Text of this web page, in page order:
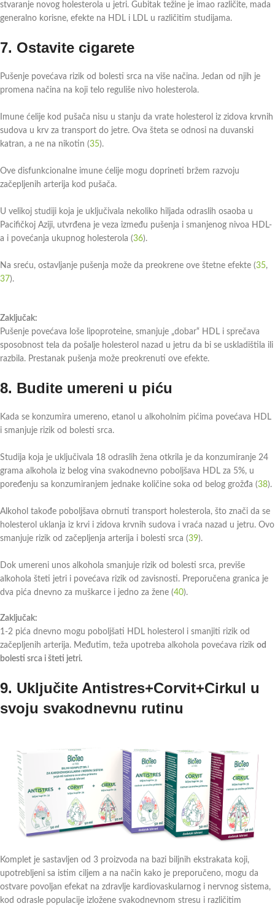
stvaranje novog holesterola u jetri. Gubitak težine je imao različite, mada
generalno korisne, efekte na HDL i LDL u različitim studijama.
7. Ostavite cigarete
Pušenje povećava rizik od bolesti srca na više načina. Jedan od njih je
promena načina na koji telo reguliše nivo holesterola.
Imune ćelije kod pušača nisu u stanju da vrate holesterol iz zidova krvnih
sudova u krv za transport do jetre. Ova šteta se odnosi na duvanski
katran, a ne na nikotin (35).
Ove disfunkcionalne imune ćelije mogu doprineti bržem razvoju
začepljenih arterija kod pušača.
U velikoj studiji koja je uključivala nekoliko hiljada odraslih osaoba u
Pacifičkoj Aziji, utvrđena je veza između pušenja i smanjenog nivoa HDL-
a i povećanja ukupnog holesterola (36).
Na sreću, ostavljanje pušenja može da preokrene ove štetne efekte (35,
37).
Zaključak:
Pušenje povećava loše lipoproteine, smanjuje „dobar“ HDL i sprečava
sposobnost tela da pošalje holesterol nazad u jetru da bi se uskladištila ili
razbila. Prestanak pušenja može preokrenuti ove efekte.
8. Budite umereni u piću
Kada se konzumira umereno, etanol u alkoholnim pićima povećava HDL
i smanjuje rizik od bolesti srca.
Studija koja je uključivala 18 odraslih žena otkrila je da konzumiranje 24
grama alkohola iz belog vina svakodnevno poboljšava HDL za 5%, u
poređenju sa konzumiranjem jednake količine soka od belog grožđa (38).
Alkohol takođe poboljšava obrnuti transport holesterola, što znači da se
holesterol uklanja iz krvi i zidova krvnih sudova i vraća nazad u jetru. Ovo
smanjuje rizik od začepljenja arterija i bolesti srca (39).
Dok umereni unos alkohola smanjuje rizik od bolesti srca, previše
alkohola šteti jetri i povećava rizik od zavisnosti. Preporučena granica je
dva pića dnevno za muškarce i jedno za žene (40).
Zaključak:
1-2 pića dnevno mogu poboljšati HDL holesterol i smanjiti rizik od
začepljenih arterija. Međutim, teža upotreba alkohola povećava rizik od
bolesti srca i šteti jetri.
9. Uključite Antistres+Corvit+Cirkul u
svoju svakodnevnu rutinu
Komplet je sastavljen od 3 proizvoda na bazi biljnih ekstrakata koji,
upotrebljeni sa istim ciljem a na način kako je preporučeno, mogu da
ostvare povoljan efekat na zdravlje kardiovaskularnog i nervnog sistema,
kod odrasle populacije izložene svakodnevnom stresu i različitim